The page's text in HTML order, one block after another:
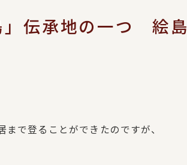
」伝承地の一つ 絵島
で登ることができたのですが、